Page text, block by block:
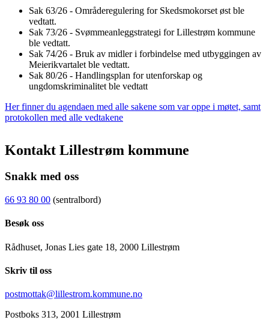
Sak 63/26 - Områderegulering for Skedsmokorset øst ble
vedtatt.
Sak 73/26 - Svømmeanleggstrategi for Lillestrøm kommune
ble vedtatt.
Sak 74/26 - Bruk av midler i forbindelse med utbyggingen av
Meierikvartalet ble vedtatt.
Sak 80/26 - Handlingsplan for utenforskap og
ungdomskriminalitet ble vedtatt
Her finner du agendaen med alle sakene som var oppe i møtet, samt
protokollen med alle vedtakene
Kontakt Lillestrøm kommune
Snakk med oss
66 93 80 00 (sentralbord)
Besøk oss
Rådhuset, Jonas Lies gate 18, 2000 Lillestrøm
Skriv til oss
postmottak@lillestrom.kommune.no
Postboks 313, 2001 Lillestrøm